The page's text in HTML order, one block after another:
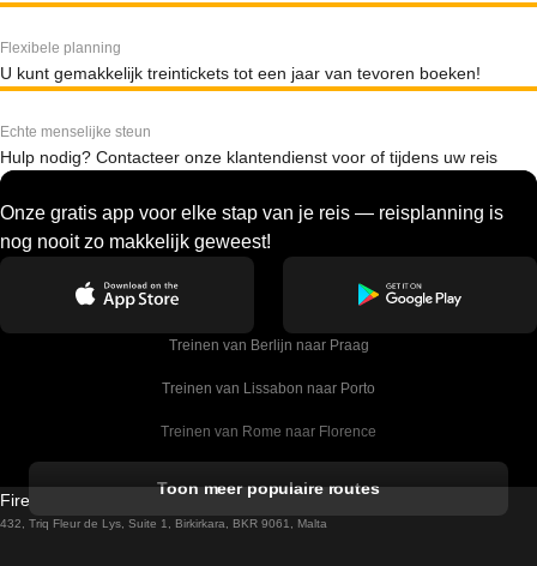
Flexibele planning
U kunt gemakkelijk treintickets tot een jaar van tevoren boeken!
Echte menselijke steun
Hulp nodig? Contacteer onze klantendienst voor of tijdens uw reis
Onze gratis app voor elke stap van je reis — reisplanning is
nog nooit zo makkelijk geweest!
Treinen van Berlijn naar Praag
Treinen van Lissabon naar Porto
Treinen van Rome naar Florence
Treinen van Sevilla naar Barcelona
Toon meer populaire routes
Firebird GT Limited (OC 1451)
432, Triq Fleur de Lys, Suite 1, Birkirkara, BKR 9061, Malta